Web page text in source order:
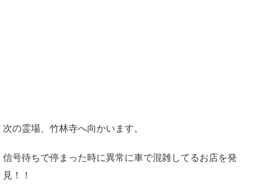
次の霊場、竹林寺へ向かいます。
信号待ちで停まった時に異常に車で混雑してるお店を発
見！！